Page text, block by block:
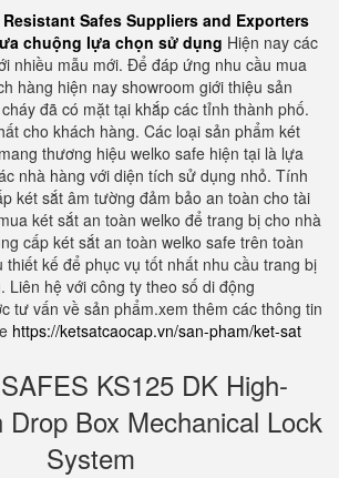
Safes Suppliers and Exporters
chuộng lựa chọn sử dụng Hiện nay các
nhiều mẫu mới. Để đáp ứng nhu cầu mua
hàng hiện nay showroom giới thiệu sản
đã có mặt tại khắp các tỉnh thành phố.
cho khách hàng. Các loại sản phẩm két
thương hiệu welko safe hiện tại là lựa
nhà hàng với diện tích sử dụng nhỏ. Tính
két sắt âm tường đảm bảo an toàn cho tài
két sắt an toàn welko để trang bị cho nhà
cấp két sắt an toàn welko safe trên toàn
thiết kế để phục vụ tốt nhất nhu cầu trang bị
Liên hệ với công ty theo số di động
tư vấn về sản phẩm.xem thêm các thông tin
https://ketsatcaocap.vn/san-pham/ket-sat
KS125 DK High-
Drop Box Mechanical Lock
System